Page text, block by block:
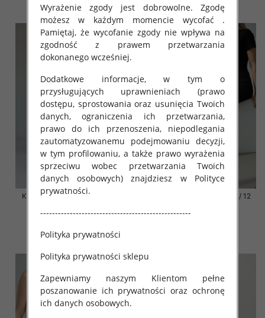
szczegóły szczegóły
Klapki damskie Roz 36-42 / 12
szczegóły
Klapki damskie Roz 36-42 / 12
Wyrażenie zgody jest dobrowolne. Zgodę
możesz w każdym momencie wycofać .
Pamiętaj, że wycofanie zgody nie wpływa na
zgodność z prawem przetwarzania
dokonanego wcześniej.
Dodatkowe informacje, w tym o
przysługujących uprawnieniach (prawo
dostępu, sprostowania oraz usunięcia Twoich
danych, ograniczenia ich przetwarzania,
prawo do ich przenoszenia, niepodlegania
zautomatyzowanemu podejmowaniu decyzji,
w tym profilowaniu, a także prawo wyrażenia
sprzeciwu wobec przetwarzania Twoich
danych osobowych) znajdziesz w Polityce
prywatności.
---------------------------------------------------
Polityka prywatności
Polityka prywatności sklepu
Zapewniamy naszym Klientom pełne
poszanowanie ich prywatności oraz ochronę
ich danych osobowych.